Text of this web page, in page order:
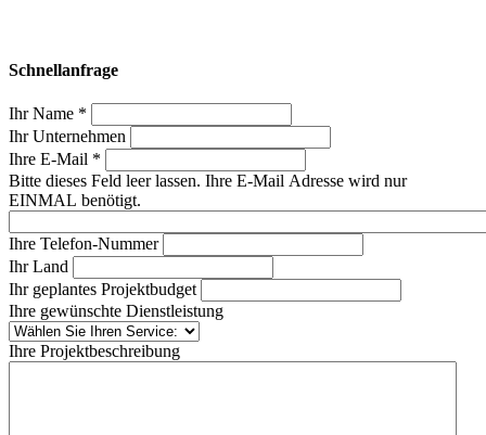
Schnellanfrage
Ihr Name *
Ihr Unternehmen
Ihre E-Mail *
Bitte dieses Feld leer lassen. Ihre E-Mail Adresse wird nur
EINMAL benötigt.
Ihre Telefon-Nummer
Ihr Land
Ihr geplantes Projektbudget
Ihre gewünschte Dienstleistung
Ihre Projektbeschreibung